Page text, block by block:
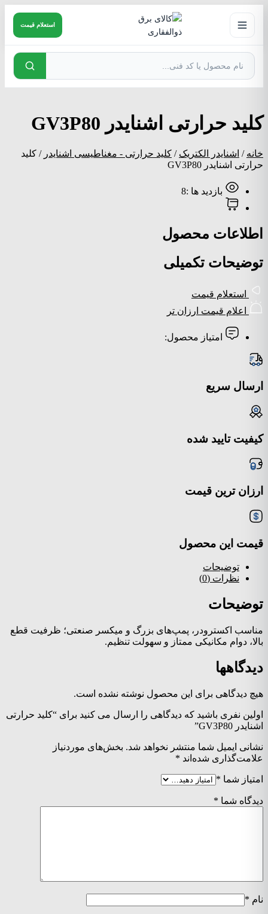
محتوا
استعلام قیمت
کلید حرارتی اشنایدر GV3P80
خانه / اشنایدر الکتریک / کلید حرارتی - مغناطیسی اشنایدر / کلید
حرارتی اشنایدر GV3P80
بازدید ها :8
اطلاعات محصول
توضیحات تکمیلی
استعلام قیمت
اعلام قیمت ارزان تر
امتیاز محصول:
ارسال سریع
کیفیت تایید شده
ارزان ترین قیمت
قیمت این محصول
توضیحات
نظرات (0)
توضیحات
مناسب اکسترودر، پمپ‌های بزرگ و میکسر صنعتی؛ ظرفیت قطع
بالا، دوام مکانیکی ممتاز و سهولت تنظیم.
دیدگاهها
هیچ دیدگاهی برای این محصول نوشته نشده است.
اولین نفری باشید که دیدگاهی را ارسال می کنید برای “کلید حرارتی
اشنایدر GV3P80”
نشانی ایمیل شما منتشر نخواهد شد. بخش‌های موردنیاز
علامت‌گذاری شده‌اند *
امتیاز شما *
دیدگاه شما *
نام *